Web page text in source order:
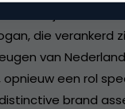
die verankerd
van
opnieuw een rol
brand